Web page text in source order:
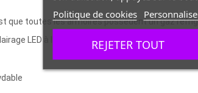
que toutes les armoires possèdent un gaz
LED à l'intérieur et une serrure à clé pour
Politique de cookies
REJETER TOUT